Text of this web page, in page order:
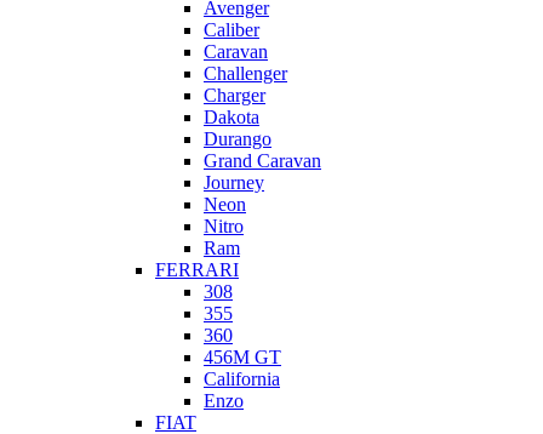
Avenger
Caliber
Caravan
Challenger
Charger
Dakota
Durango
Grand Caravan
Journey
Neon
Nitro
Ram
FERRARI
308
355
360
456M GT
California
Enzo
FIAT